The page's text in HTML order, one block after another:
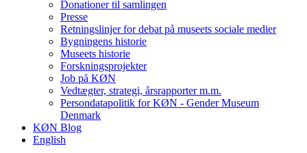
Donationer til samlingen
Presse
Retningslinjer for debat på museets sociale medier
Bygningens historie
Museets historie
Forskningsprojekter
Job på KØN
Vedtægter, strategi, årsrapporter m.m.
Persondatapolitik for KØN - Gender Museum
Denmark
KØN Blog
English